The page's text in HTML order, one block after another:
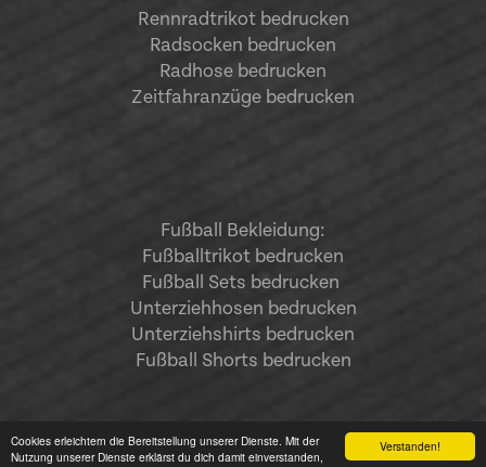
Verstanden!
Cookies erleichtern die Bereitstellung unserer Dienste. Mit der
Nutzung unserer Dienste erklärst du dich damit einverstanden,
Rennradtrikot bedrucken
Radsocken bedrucken
Radhose bedrucken
Zeitfahranzüge bedrucken
Fußball Bekleidung:
Fußballtrikot bedrucken
Fußball Sets bedrucken
Unterziehhosen bedrucken
Unterziehshirts bedrucken
Fußball Shorts bedrucken